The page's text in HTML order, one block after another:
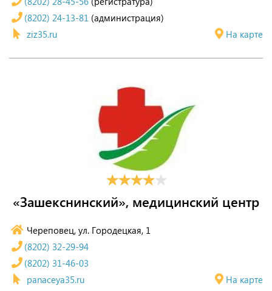
На карте
(8202) 24-13-81 (администрация)
ziz35.ru
«Зашекснинский», медицинский центр
Череповец, ул. Городецкая, 1
На карте
(8202) 32-29-94
(8202) 31-46-03
panaceya35.ru